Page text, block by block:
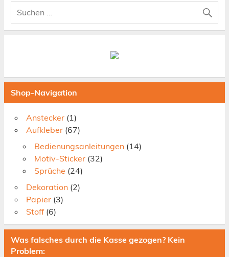
Shop-Navigation
Anstecker (1)
Aufkleber (67)
Bedienungsanleitungen (14)
Motiv-Sticker (32)
Sprüche (24)
Dekoration (2)
Papier (3)
Stoff (6)
Was falsches durch die Kasse gezogen? Kein
Problem: